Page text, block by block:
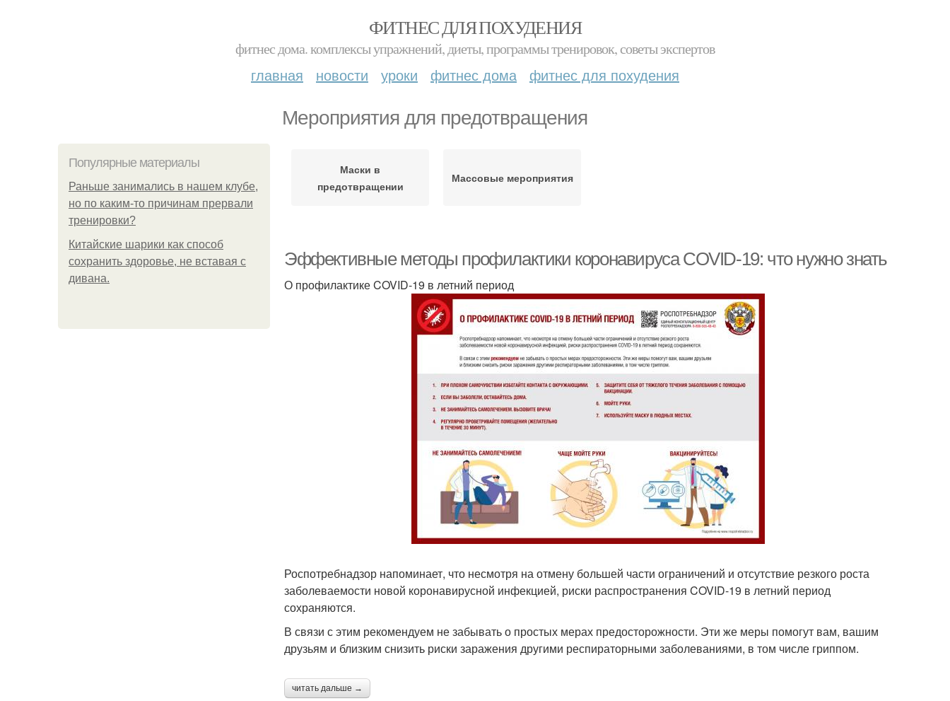
ФИТНЕС ДЛЯ ПОХУДЕНИЯ
фитнес дома. комплексы упражнений, диеты, программы тренировок, советы экспертов
главная новости уроки фитнес дома фитнес для похудения
Мероприятия для предотвращения
Популярные материалы
Раньше занимались в нашем клубе,
но по каким-то причинам прервали
тренировки?
Китайские шарики как способ
сохранить здоровье, не вставая с
дивана.
Маски в
предотвращении
Массовые мероприятия
Эффективные методы профилактики коронавируса COVID-19: что нужно знать
О профилактике COVID-19 в летний период
Роспотребнадзор напоминает, что несмотря на отмену большей части ограничений и отсутствие резкого роста
заболеваемости новой коронавирусной инфекцией, риски распространения COVID-19 в летний период
сохраняются.
В связи с этим рекомендуем не забывать о простых мерах предосторожности. Эти же меры помогут вам, вашим
друзьям и близким снизить риски заражения другими респираторными заболеваниями, в том числе гриппом.
читать дальше →